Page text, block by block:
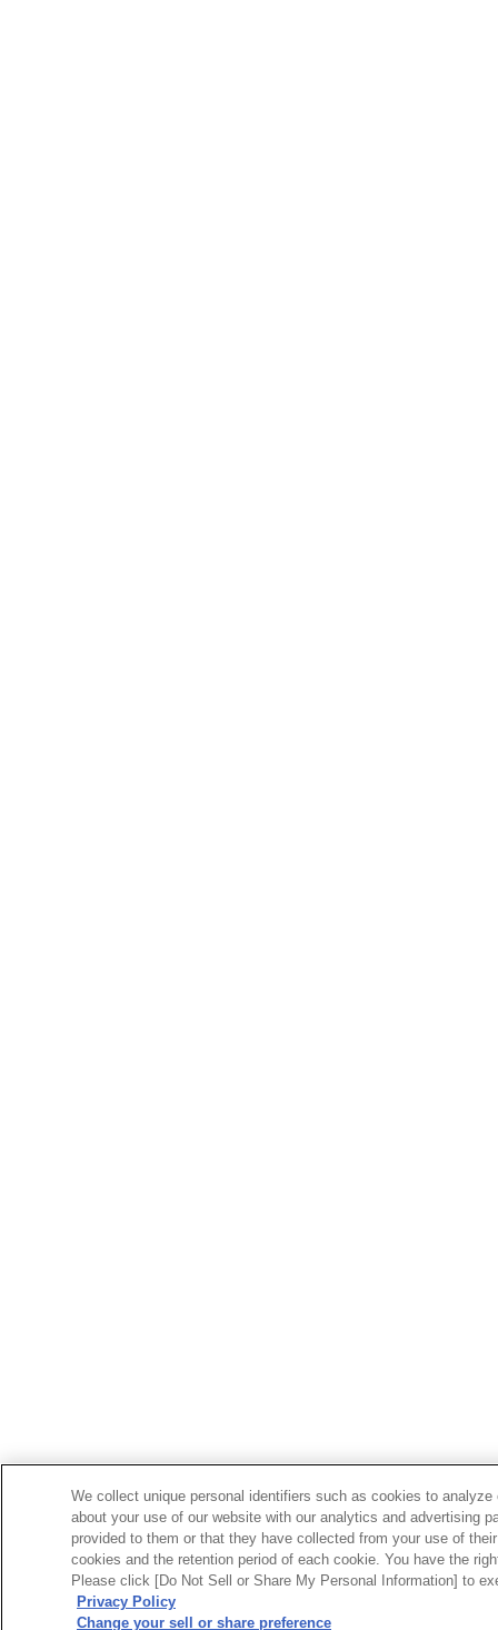
We collect unique personal identifiers such as cookies to
about your use of our website with our analytics and advertising
provided to them or that they have collected from your use of
cookies and the retention period of each cookie. You have the
Please click [Do Not Sell or Share My Personal Information] to
Privacy Policy
Change your sell or share preference